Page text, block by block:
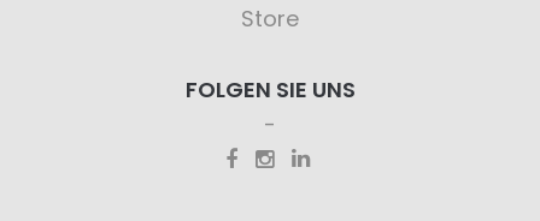
Store
FOLGEN SIE UNS